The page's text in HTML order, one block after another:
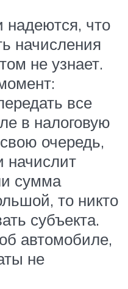
надеются, что
начисления
не узнает.
все
в налоговую
очередь,
начислит
сумма
то никто
субъекта.
автомобиле,
не